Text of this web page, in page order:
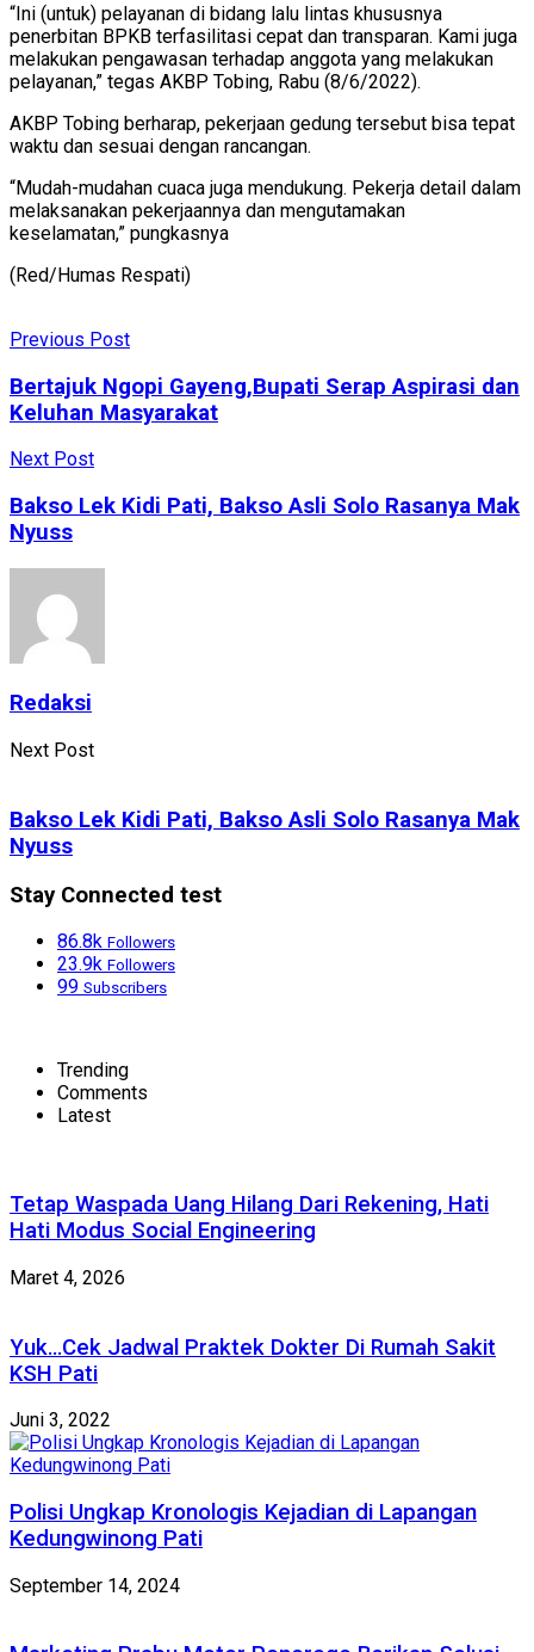
“Ini (untuk) pelayanan di bidang lalu lintas khususnya
penerbitan BPKB terfasilitasi cepat dan transparan. Kami juga
melakukan pengawasan terhadap anggota yang melakukan
pelayanan,” tegas AKBP Tobing, Rabu (8/6/2022).
AKBP Tobing berharap, pekerjaan gedung tersebut bisa tepat
waktu dan sesuai dengan rancangan.
“Mudah-mudahan cuaca juga mendukung. Pekerja detail dalam
melaksanakan pekerjaannya dan mengutamakan
keselamatan,” pungkasnya
(Red/Humas Respati)
Previous Post
Bertajuk Ngopi Gayeng,Bupati Serap Aspirasi dan
Keluhan Masyarakat
Next Post
Bakso Lek Kidi Pati, Bakso Asli Solo Rasanya Mak
Nyuss
Redaksi
Next Post
Bakso Lek Kidi Pati, Bakso Asli Solo Rasanya Mak
Nyuss
Stay Connected test
86.8k Followers
23.9k Followers
99 Subscribers
Trending
Comments
Latest
Tetap Waspada Uang Hilang Dari Rekening, Hati
Hati Modus Social Engineering
Maret 4, 2026
Yuk…Cek Jadwal Praktek Dokter Di Rumah Sakit
KSH Pati
Juni 3, 2022
Polisi Ungkap Kronologis Kejadian di Lapangan
Kedungwinong Pati
September 14, 2024